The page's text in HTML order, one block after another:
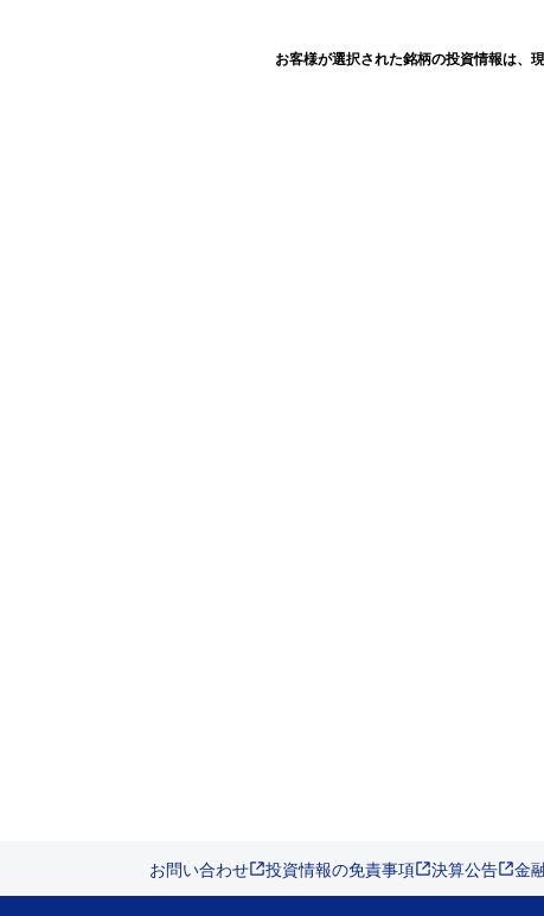
お客様が選択された銘柄の投資情報は、
お問い合わせ 投資情報の免責事項 決算公告 金